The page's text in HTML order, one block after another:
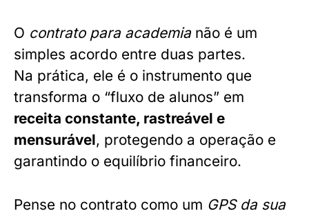
O contrato para academianão é um
simples acordo entre duas partes.
Na prática, ele é o instrumento que
transforma o “fluxo de alunos” em
receita constante, rastreável e
mensurável, protegendo a operação e
garantindo o equilíbrio financeiro.
Pense no contrato como um GPS da sua